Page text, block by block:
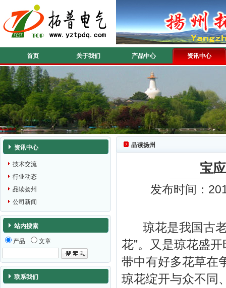
首页 关于我们 产品中心 资讯中心
资讯中心
技术交流
行业动态
品读扬州
公司新闻
站内搜索
产品 文章
联系我们
品读扬州
宝
发布时间：
琼花是我国古老
花”。又是琼花盛
带中有好多花草在
琼花绽开与众不同